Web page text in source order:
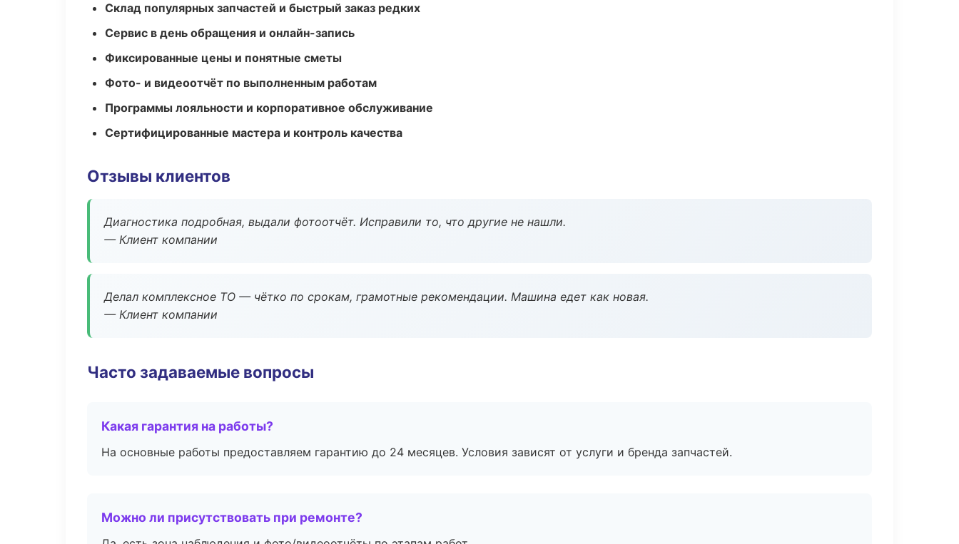
Склад популярных запчастей и быстрый заказ редких
Сервис в день обращения и онлайн-запись
Фиксированные цены и понятные сметы
Фото- и видеоотчёт по выполненным работам
Программы лояльности и корпоративное обслуживание
Сертифицированные мастера и контроль качества
Отзывы клиентов
Диагностика подробная, выдали фотоотчёт. Исправили то, что другие не нашли.
— Клиент компании
Делал комплексное ТО — чётко по срокам, грамотные рекомендации. Машина едет как новая.
— Клиент компании
Часто задаваемые вопросы
Какая гарантия на работы?
На основные работы предоставляем гарантию до 24 месяцев. Условия зависят от услуги и бренда запчастей.
Можно ли присутствовать при ремонте?